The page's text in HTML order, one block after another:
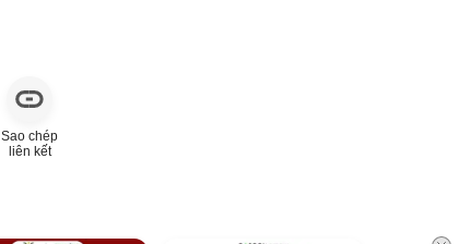
Sao chép
liên kết